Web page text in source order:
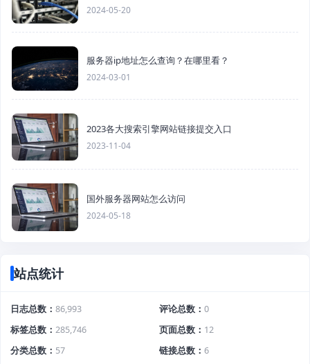
2024-05-20
服务器ip地址怎么查询？在哪里看？
2024-03-01
2023各大搜索引擎网站链接提交入口
2023-11-04
国外服务器网站怎么访问
2024-05-18
站点统计
日志总数 86,993 评论总数
0
标签总数
285,746 页面总数
12
分类总数
57 链接总数
6